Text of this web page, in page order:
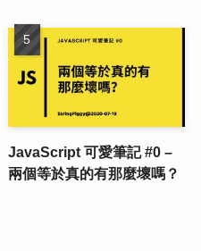
JavaScript 可愛筆記 #0 –
兩個等於真的有那麼壞嗎？